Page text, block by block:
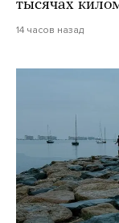
тысячах
14 часов назад